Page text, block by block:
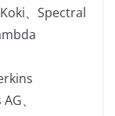
、Spectral
、